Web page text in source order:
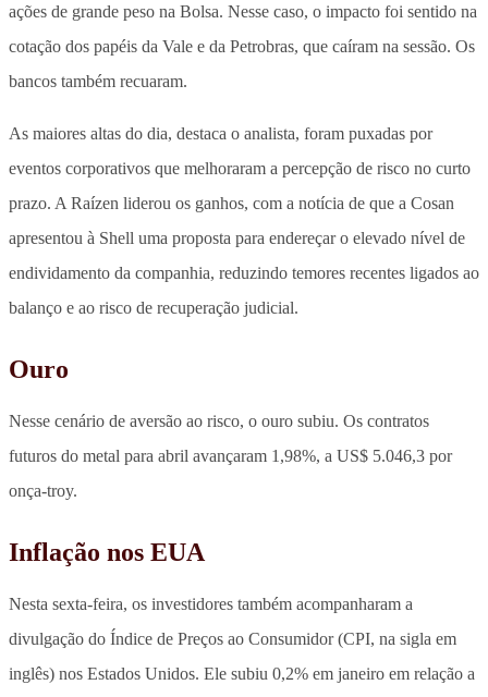
ações de grande peso na Bolsa. Nesse caso, o impacto foi sentido na
cotação dos papéis da Vale e da Petrobras, que caíram na sessão. Os
bancos também recuaram.
As maiores altas do dia, destaca o analista, foram puxadas por
eventos corporativos que melhoraram a percepção de risco no curto
prazo. A Raízen liderou os ganhos, com a notícia de que a Cosan
apresentou à Shell uma proposta para endereçar o elevado nível de
endividamento da companhia, reduzindo temores recentes ligados ao
balanço e ao risco de recuperação judicial.
Ouro
Nesse cenário de aversão ao risco, o ouro subiu. Os contratos
futuros do metal para abril avançaram 1,98%, a US$ 5.046,3 por
onça-troy.
Inflação nos EUA
Nesta sexta-feira, os investidores também acompanharam a
divulgação do Índice de Preços ao Consumidor (CPI, na sigla em
inglês) nos Estados Unidos. Ele subiu 0,2% em janeiro em relação a